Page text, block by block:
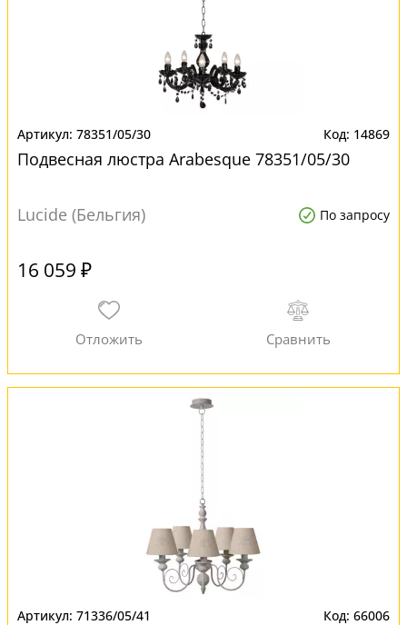
78351/05/30 14869
Подвесная люстра Arabesque 78351/05/30
Lucide (Бельгия) По запросу
16 059 ₽
71336/05/41 66006